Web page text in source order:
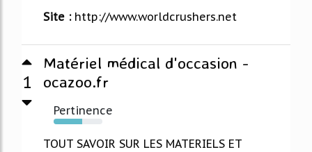
Site : http://www.worldcrushers.net
1
Matériel médical d'occasion -
ocazoo.fr
Pertinence
58%
TOUT SAVOIR SUR LES MATERIELS ET